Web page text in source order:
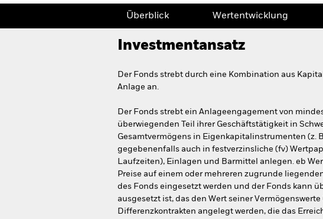
Überblick Wertentwicklung
Investmentansatz
Der Fonds strebt durch eine Kombination aus
Anlage an.
Der Fonds strebt ein Anlageengagement von
überwiegenden Teil ihrer Geschäftstätigkeit in
Gesamtvermögens in Eigenkapitalinstrumenten (z.
gegebenenfalls auch in festverzinsliche (fv)
Laufzeiten), Einlagen und Barmittel anlegen. eb
Preise auf einem oder mehreren zugrunde
des Fonds eingesetzt werden und der Fonds kann
ausgesetzt ist, das den Wert seiner
Differenzkontrakten angelegt werden, die das